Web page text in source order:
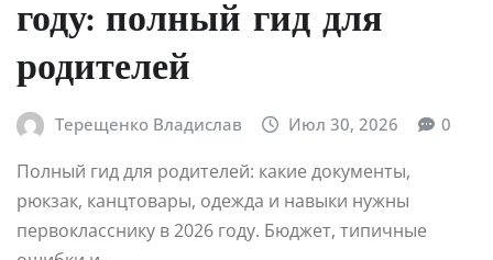
году: полный гид для
родителей
Терещенко Владислав Июл 30, 2026 0
Полный гид для родителей: какие документы,
рюкзак, канцтовары, одежда и навыки нужны
первокласснику в 2026 году. Бюджет, типичные